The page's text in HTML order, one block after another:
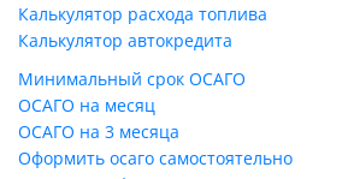
Калькулятор расхода топлива
Калькулятор автокредита
Минимальный срок ОСАГО
ОСАГО на месяц
ОСАГО на 3 месяца
Оформить осаго самостоятельно